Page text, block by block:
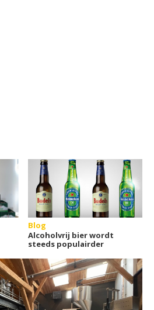
Blog
Alcoholvrij bier wordt
steeds populairder